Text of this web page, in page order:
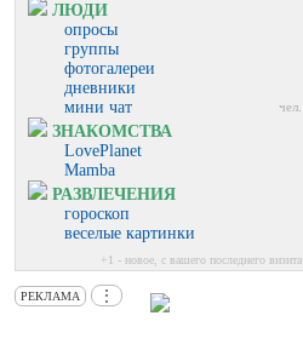
ЛЮДИ
опросы
группы
фотогалереи
дневники
мини чат
чел.
ЗНАКОМСТВА
LovePlanet
Mamba
РАЗВЛЕЧЕНИЯ
гороскоп
веселые картинки
+1 - новое, с вашего последнего визита
РЕКЛАМА ⋮